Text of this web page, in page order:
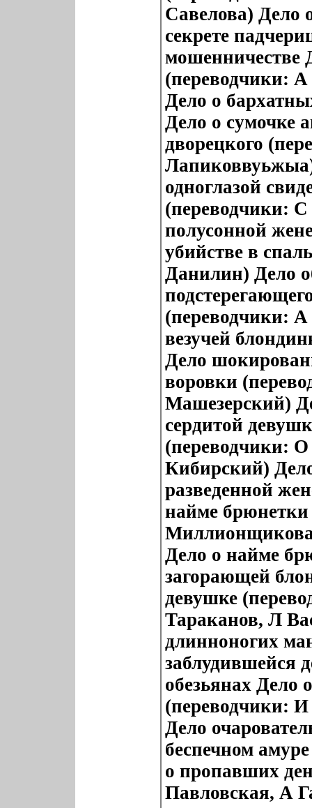
Савелова) Дело
секрете
мошенничестве
(переводчики:
Дело о
Дело о сумочке
дворецкого
одноглазой
(переводчики:
полусонной
убийстве в
Данилин) Дело
(переводчики:
везучей
Дело
воровки
Машезерский)
сердитой
(переводчики:
Кибирский)
разведенной
найме
Дело о найме
загорающей
девушке
Тараканов, Л
длинноногих
заблудившейся
обезьянах Дело
(переводчики:
Дело
беспечном
о пропавших
Павловская, А